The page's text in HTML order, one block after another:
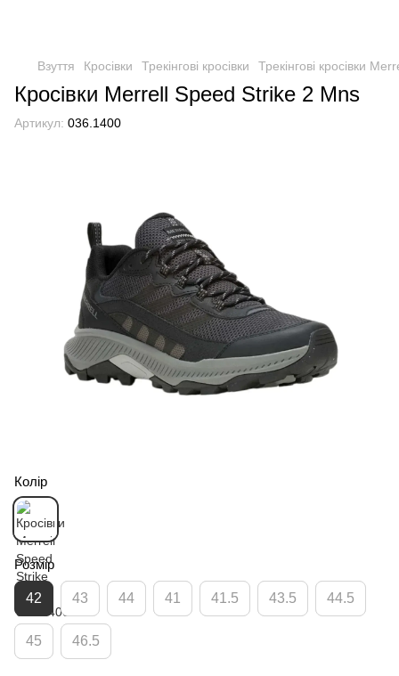
Взуття Кросівки Трекінгові кросівки Трекінгові кросівки
Кросівки Merrell Speed Strike 2 Mns
Артикул: 036.1400
Колір
Розмір
42 43 44 41 41.5 43.5 44.5
45 46.5